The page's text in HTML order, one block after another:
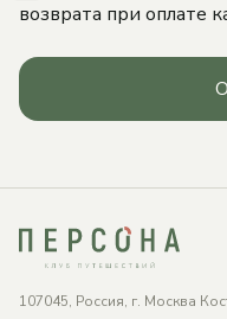
возврата при оплате
107045, Россия, г. Москва